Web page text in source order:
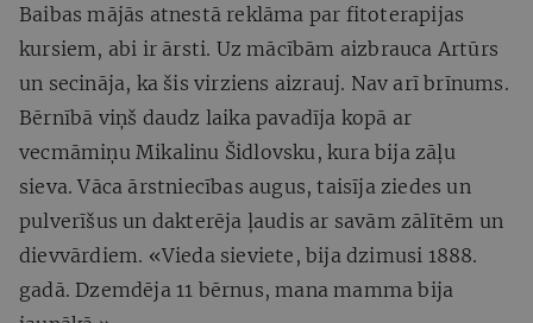
Baibas mājās atnestā reklāma par fitoterapijas
kursiem, abi ir ārsti. Uz mācībām aizbrauca Artūrs
un secināja, ka šis virziens aizrauj. Nav arī brīnums.
Bērnībā viņš daudz laika pavadīja kopā ar
vecmāmiņu Mikalinu Šidlovsku, kura bija zāļu
sieva. Vāca ārstniecības augus, taisīja ziedes un
pulverīšus un dakterēja ļaudis ar savām zālītēm un
dievvārdiem. «Vieda sieviete, bija dzimusi 1888.
gadā. Dzemdēja 11 bērnus, mana mamma bija